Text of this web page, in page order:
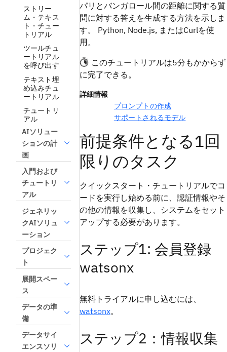
ストリー
ム・テキス
ト・チュー
トリアル
ツールチュ
ートリアル
を呼び出す
テキスト埋
め込みチュ
ートリアル
チュートリ
アル
AIソリュー
ションの計
画
入門および
チュートリ
アル
ジェネリッ
クAIソリュ
ーション
プロジェク
ト
展開スペー
ス
データの準
備
データサイ
エンスソリ
パリとバンガロール間の距離に関する質
問に対する答えを生成する方法を示しま
す。 Python, Node.js, またはCurlを使
用。
このチュートリアルは5分もかからず
に完了できる。
詳細情報
プロンプトの作成
サポートされるモデル
前提条件となる1回
限りのタスク
クイックスタート・チュートリアルでコ
ードを実行し始める前に、認証情報やそ
の他の情報を収集し、システムをセット
アップする必要があります。
ステップ1: 会員登録
watsonx
無料トライアルに申し込むには、
watsonx。
ステップ2：情報収集